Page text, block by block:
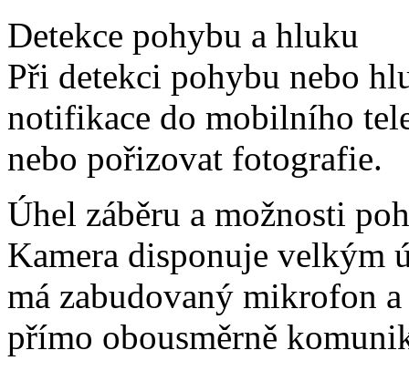
Detekce pohybu a hluku
Při detekci pohybu nebo
notifikace do mobilního
nebo pořizovat fotografie.
Úhel záběru a možnosti
Kamera disponuje velkým
má zabudovaný mikrofon
přímo obousměrně